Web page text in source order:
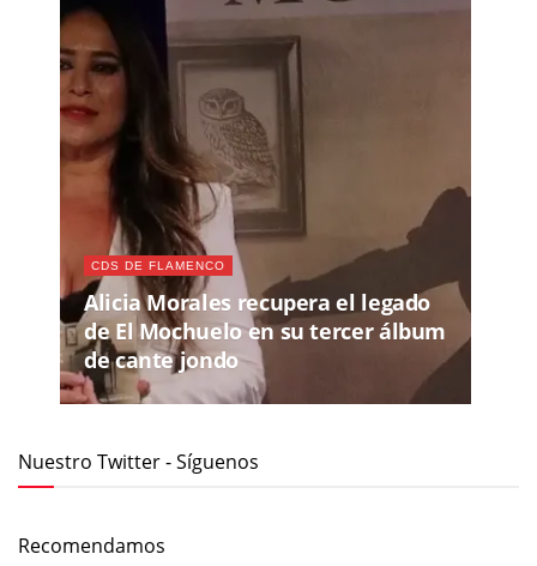
CDS DE FLAMENCO
Alicia Morales recupera el legado
de El Mochuelo en su tercer álbum
de cante jondo
Nuestro Twitter - Síguenos
Recomendamos